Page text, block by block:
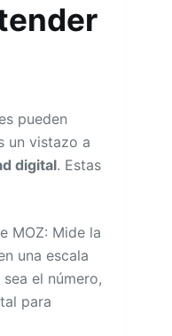
pueden
un vistazo a
digital. Estas
MOZ: Mide la
una escala
el número,
para